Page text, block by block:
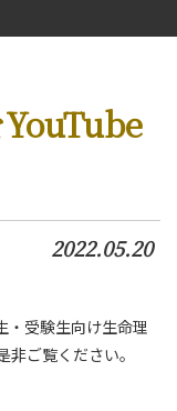
2022.05.20
・受験生向け生命理
ご覧ください。